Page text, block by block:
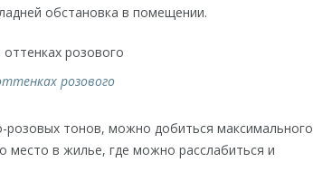
обстановка в помещении.
розового
тонов, можно добиться максимального
место в жилье, где можно расслабиться и